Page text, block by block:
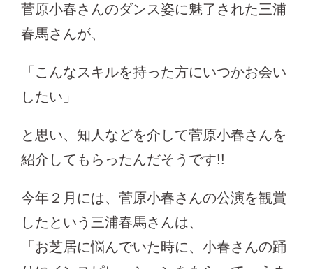
菅原小春さんのダンス姿に魅了された三浦
春馬さんが、
「こんなスキルを持った方にいつかお会い
したい」
と思い、知人などを介して菅原小春さんを
紹介してもらったんだそうです!!
今年２月には、菅原小春さんの公演を観賞
したという三浦春馬さんは、
「お芝居に悩んでいた時に、小春さんの踊